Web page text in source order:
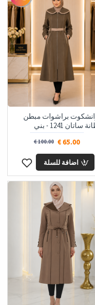
براشوات مبطن
ساتان 1241 - بني
65.00 €
100.00 €
اضافة للسلة